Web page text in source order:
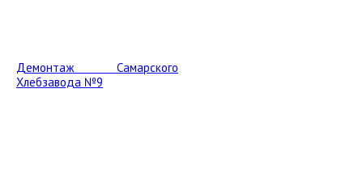
Демонтаж Самарского
Хлебзавода №9